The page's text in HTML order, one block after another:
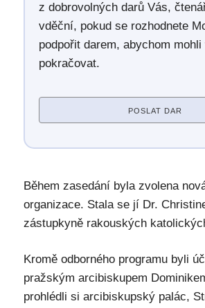
z dobrovolných darů Vás,
vděční, pokud se rozhodnete
podpořit darem, abychom
pokračovat.
POSLAT DAR
Během zasedání byla zvolena
organizace. Stala se jí Dr.
zástupkyně rakouských
Kromě odborného programu byli
pražským arcibiskupem
prohlédli si arcibiskupský palác,